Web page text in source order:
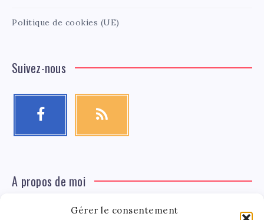
Gérer le consentement
Politique de cookies (UE)
Suivez-nous
A propos de moi
Léa Tinger